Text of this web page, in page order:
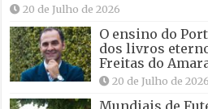
20 de Julho de 2026
O ensino do
dos livros
Freitas do
20 de Julho de 2026
Mundiais de